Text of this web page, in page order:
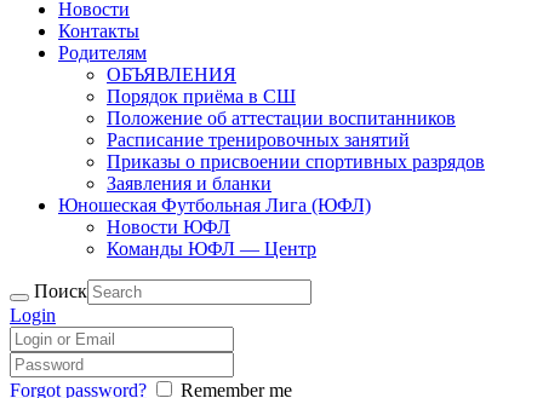
Новости
Контакты
Родителям
ОБЪЯВЛЕНИЯ
Порядок приёма в СШ
Положение об аттестации воспитанников
Расписание тренировочных занятий
Приказы о присвоении спортивных разрядов
Заявления и бланки
Юношеская Футбольная Лига (ЮФЛ)
Новости ЮФЛ
Команды ЮФЛ — Центр
Поиск
Login
Forgot password? Remember me